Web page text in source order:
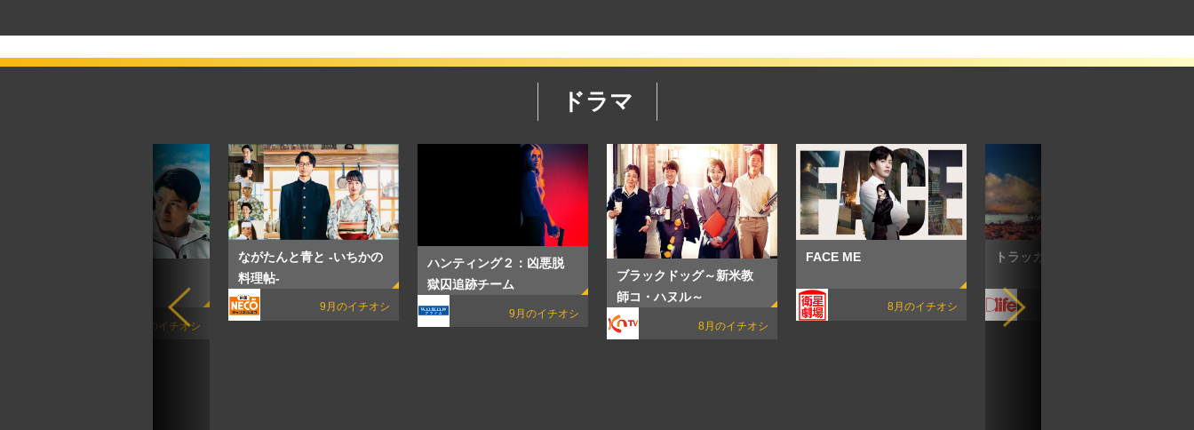
ドラマ
8月のイチオシ
ながたんと⻘と -いちかの
料理帖-
9月のイチオシ
ハンティング２：凶悪脱
獄囚追跡チーム
9月のイチオシ
ブラックドッグ～新米教
師コ・ハヌル～
8月のイチオシ
FACE ME
8月のイチオシ
トラッカー シーズン2